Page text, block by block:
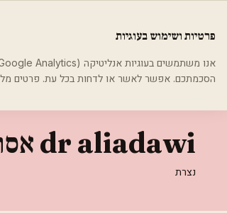
בית קטגוריות אסתטיקה רפואית
dr aliadawi אסתטיקה
נצרת
פרטיות ושימוש בעוגיות
הסכמתכם. אפשר לאשר או לדחות בכל עת. פרטים